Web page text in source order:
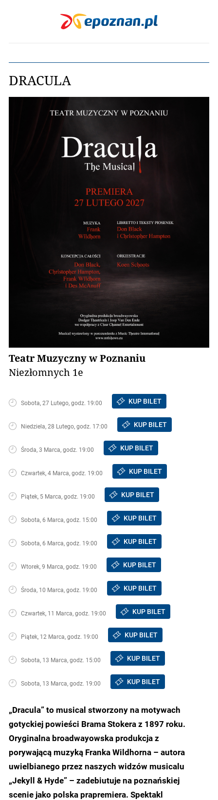
DRACULA
Teatr Muzyczny w Poznaniu
Niezłomnych 1e
Sobota, 27 Lutego, godz. 19:00 KUP BILET
Niedziela, 28 Lutego, godz. 17:00 KUP BILET
Środa, 3 Marca, godz. 19:00 KUP BILET
Czwartek, 4 Marca, godz. 19:00 KUP BILET
Piątek, 5 Marca, godz. 19:00 KUP BILET
Sobota, 6 Marca, godz. 15:00 KUP BILET
Sobota, 6 Marca, godz. 19:00 KUP BILET
Wtorek, 9 Marca, godz. 19:00 KUP BILET
Środa, 10 Marca, godz. 19:00 KUP BILET
Czwartek, 11 Marca, godz. 19:00 KUP BILET
Piątek, 12 Marca, godz. 19:00 KUP BILET
Sobota, 13 Marca, godz. 15:00 KUP BILET
Sobota, 13 Marca, godz. 19:00 KUP BILET
„Dracula” to musical stworzony na motywach
gotyckiej powieści Brama Stokera z 1897 roku.
Oryginalna broadwayowska produkcja z
porywającą muzyką Franka Wildhorna – autora
uwielbianego przez naszych widzów musicalu
„Jekyll & Hyde” – zadebiutuje na poznańskiej
scenie jako polska prapremiera. Spektakl